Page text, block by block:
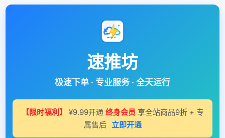
速推坊
极速下单 · 专业服务 · 全天运行
【限时福利】 ¥9.99开通 终身会员 享全站商品9折 + 专
属售后 立即开通